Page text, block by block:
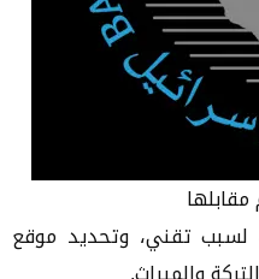
تقني، وتحديد موقع